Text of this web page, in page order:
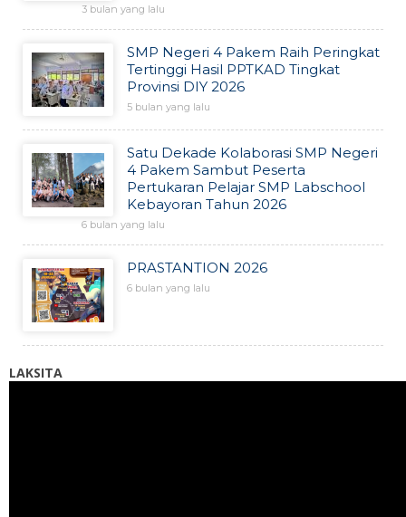
3 bulan yang lalu
SMP Negeri 4 Pakem Raih Peringkat
Tertinggi Hasil PPTKAD Tingkat
Provinsi DIY 2026
5 bulan yang lalu
Satu Dekade Kolaborasi SMP Negeri
4 Pakem Sambut Peserta
Pertukaran Pelajar SMP Labschool
Kebayoran Tahun 2026
6 bulan yang lalu
PRASTANTION 2026
6 bulan yang lalu
LAKSITA